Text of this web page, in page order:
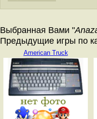
Выбранная Вами "
Предыдущие игры по
American Truck